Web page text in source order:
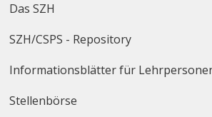
Das SZH
SZH/CSPS - Repository
Informationsblätter für
Stellenbörse